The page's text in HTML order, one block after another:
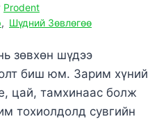
Prodent
, Шүдний Зөвлөгөө
зөвхөн шүдээ
биш юм. Зарим хүний
цай, тамхинаас болж
тохиолдолд сувгийн